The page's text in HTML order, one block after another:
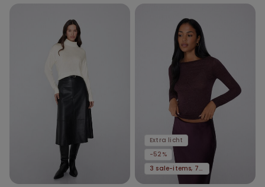
Extra licht
-52%
3 sale-items, 70% korting